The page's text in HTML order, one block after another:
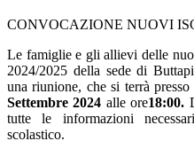
CONVOCAZIONE NUOVI
Le famiglie e gli allievi delle
2024/2025 della sede di
una riunione, che si terrà
Settembre 2024 alle ore18:00.
tutte le informazioni
scolastico.